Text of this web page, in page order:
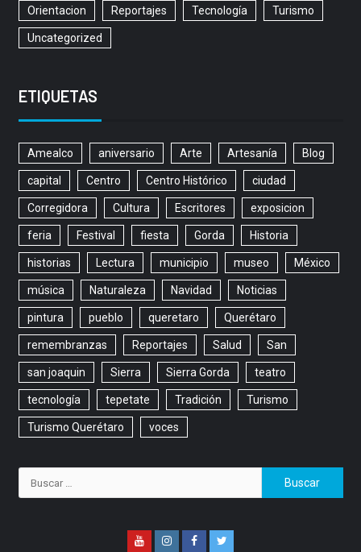
Orientacion Reportajes Tecnología Turismo
Uncategorized
ETIQUETAS
Amealco aniversario Arte Artesanía Blog
capital Centro Centro Histórico ciudad
Corregidora Cultura Escritores exposicion
feria Festival fiesta Gorda Historia
historias Lectura municipio museo México
música Naturaleza Navidad Noticias
pintura pueblo queretaro Querétaro
remembranzas Reportajes Salud San
san joaquin Sierra Sierra Gorda teatro
tecnología tepetate Tradición Turismo
Turismo Querétaro voces